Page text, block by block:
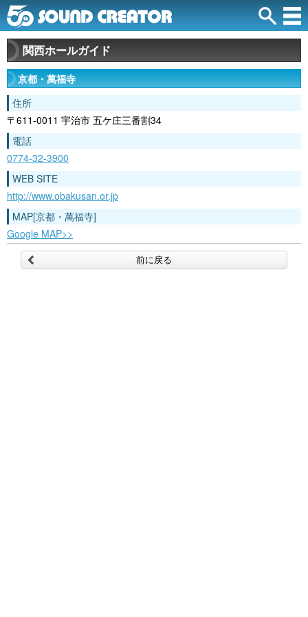
関西ホールガイド
京都・萬福寺
住所
〒611-0011 宇治市 五ケ庄三番割34
電話
0774-32-3900
WEB SITE
http://www.obakusan.or.jp
MAP[京都・萬福寺]
Google MAP>>
前に戻る